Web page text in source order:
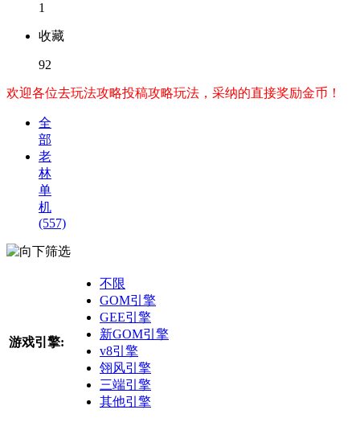
1
收藏
92
欢迎各位去玩法攻略投稿攻略玩法，采纳的直接奖励金币！
全
部
老
林
单
机
(557)
筛选
游戏引擎:
不限
GOM引擎
GEE引擎
新GOM引擎
v8引擎
翎风引擎
三端引擎
其他引擎